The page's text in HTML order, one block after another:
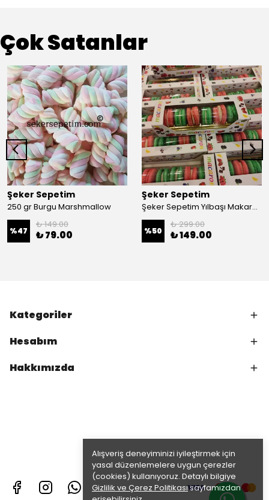
Alışveriş deneyiminizi iyileştirmek için
yasal düzenlemelere uygun çerezler
(cookies) kullanıyoruz. Detaylı bilgiye
Gizlilik ve Çerez Politikasısayfamızdan
Çok Satanlar
Şeker Sepetim
250 gr Burgu Marshmallow
%47
₺ 149.00
₺ 79.00
Şeker Sepetim
Şeker Sepetim Yılbaşı Makaron 6 adet
%50
₺ 299.00
₺ 149.00
Kategoriler
Hesabım
Hakkımızda